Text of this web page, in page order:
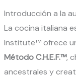
Introducción a la
La cocina italiana
Institute™ ofrece
Método C.H.E.F.™,
ancestrales y